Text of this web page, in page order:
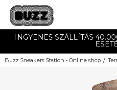
INGYENES SZÁLLÍTÁS
Buzz Sneakers Station - Online shop